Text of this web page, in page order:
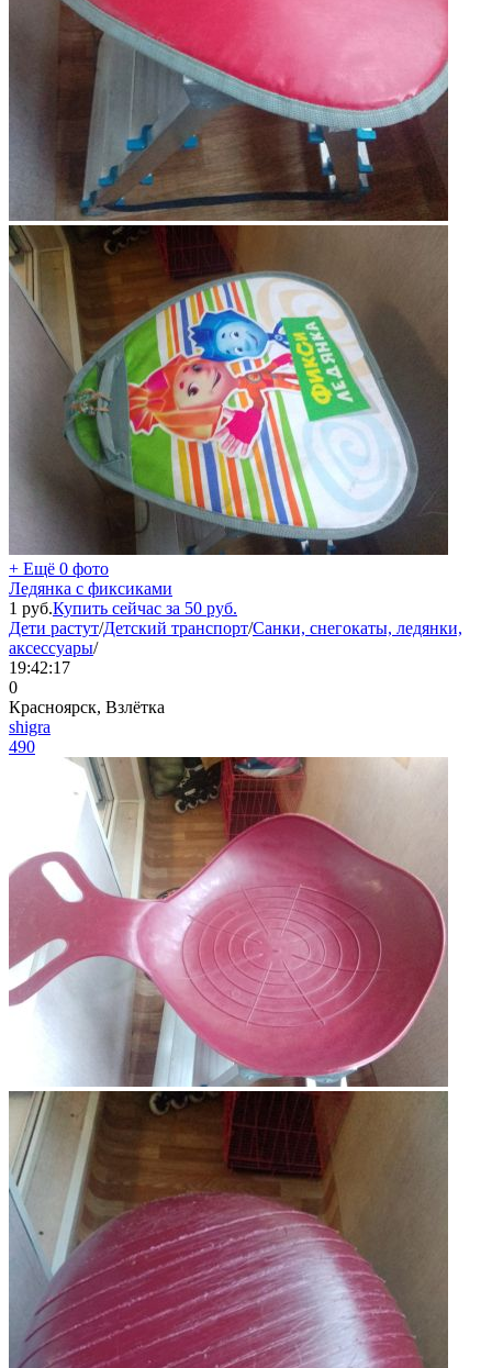
+ Ещё 0 фото
Ледянка с фиксиками
1 руб.Купить сейчас за 50 руб.
Дети растут/Детский транспорт/Санки, снегокаты, ледянки,
аксессуары/
19:42:17
0
Красноярск, Взлётка
shigra
490